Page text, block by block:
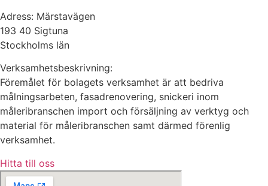
Adress: Märstavägen
193 40 Sigtuna
Stockholms län
Verksamhetsbeskrivning:
Föremålet för bolagets verksamhet är att bedriva
målningsarbeten, fasadrenovering, snickeri inom
måleribranschen import och försäljning av verktyg och
material för måleribranschen samt därmed förenlig
verksamhet.
Hitta till oss